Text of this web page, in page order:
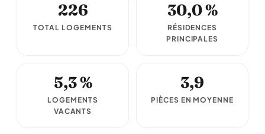
226
TOTAL LOGEMENTS
30,0 %
RÉSIDENCES
PRINCIPALES
5,3 %
LOGEMENTS
VACANTS
3,9
PIÈCES EN MOYENNE